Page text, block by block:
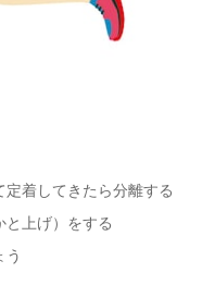
着してきたら分離する
と上げ）をする
う